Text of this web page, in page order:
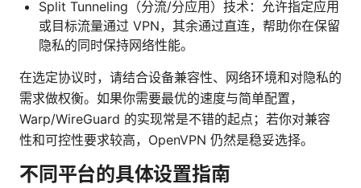
Split Tunneling（分流/分应用）技术：允许指定应用
或目标流量通过 VPN，其余通过直连，帮助你在保留
隐私的同时保持网络性能。
在选定协议时，请结合设备兼容性、网络环境和对隐私的
需求做权衡。如果你需要最优的速度与简单配置，
Warp/WireGuard 的实现常是不错的起点；若你对兼容
性和可控性要求较高，OpenVPN 仍然是稳妥选择。
不同平台的具体设置指南